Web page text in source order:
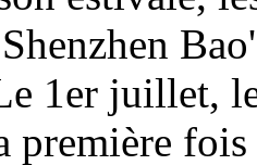
1er juillet,
première